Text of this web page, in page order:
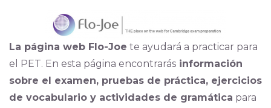
La página web Flo-Joe te ayudará a practicar para
el PET. En esta página encontrarás información
sobre el examen, pruebas de práctica, ejercicios
de vocabulario y actividades de gramática para